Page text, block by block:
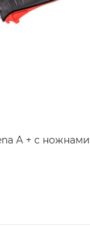
A + с ножнами